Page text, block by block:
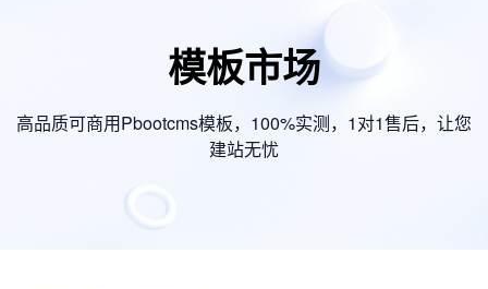
模板市场
高品质可商用Pbootcms模板，100%实测，1对1售后，让您
建站无忧